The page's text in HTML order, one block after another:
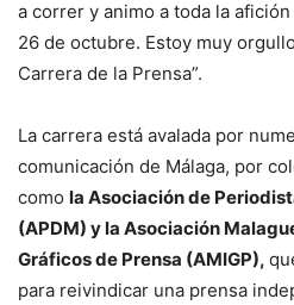
a correr y animo a toda la
26 de octubre. Estoy muy
Carrera de la Prensa”.
La carrera está avalada por
comunicación de Málaga, por
como la Asociación de
(APDM) y la Asociación
Gráficos de Prensa (AMIGP),
para reivindicar una prensa